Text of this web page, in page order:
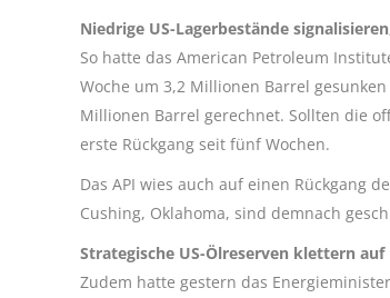
Niedrige US-Lagerbestände
So hatte das American Petroleum
Woche um 3,2 Millionen Barrel
Millionen Barrel gerechnet. Sollten die
erste Rückgang seit fünf Wochen.
Das API wies auch auf einen Rückgang
Cushing, Oklahoma, sind demnach
Strategische US-Ölreserven klettern auf
Zudem hatte gestern das